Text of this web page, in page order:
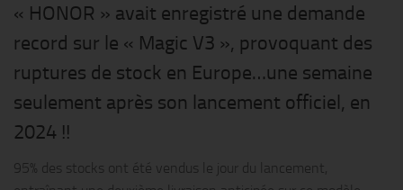
« HONOR » avait enregistré une demande
record sur le « Magic V3 », provoquant des
ruptures de stock en Europe…une semaine
seulement après son lancement officiel, en
2024 !!
95% des stocks ont été vendus le jour du lancement,